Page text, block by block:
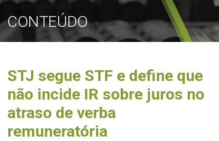
CONTEÚDO
STJ segue STF e define que
não incide IR sobre juros no
atraso de verba
remuneratória